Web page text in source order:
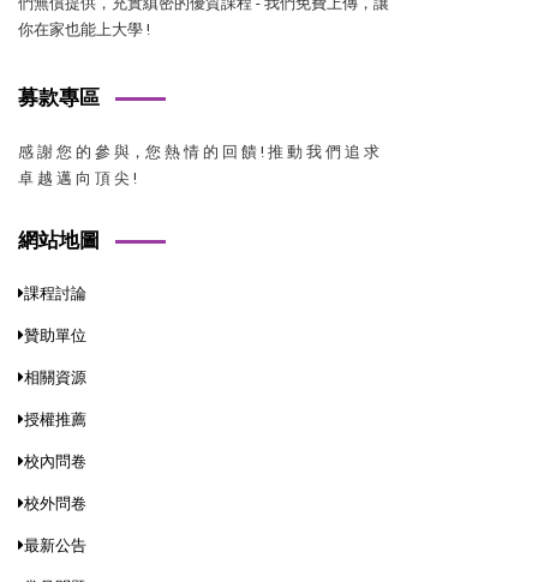
你在家也能上大學 !
募款專區
感 謝 您 的 參 與，您 熱 情 的 回 饋 ! 推 動 我 們 追 求
卓 越 邁 向 頂 尖 !
網站地圖
課程討論
贊助單位
相關資源
授權推薦
校內問卷
校外問卷
最新公告